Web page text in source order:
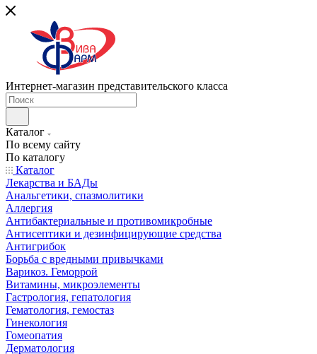
Интернет-магазин представительского класса
Каталог
По всему сайту
По каталогу
Каталог
Лекарства и БАДы
Анальгетики, спазмолитики
Аллергия
Антибактериальные и противомикробные
Антисептики и дезинфицирующие средства
Антигрибок
Борьба с вредными привычками
Варикоз. Геморрой
Витамины, микроэлементы
Гастрология, гепатология
Гематология, гемостаз
Гинекология
Гомеопатия
Дерматология